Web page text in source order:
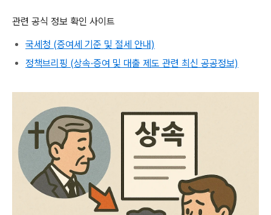
관련 공식 정보 확인 사이트
국세청 (증여세 기준 및 절세 안내)
정책브리핑 (상속·증여 및 대출 제도 관련 최신 공공정보)